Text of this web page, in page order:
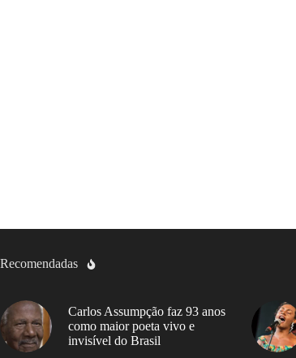
Recomendadas
Carlos Assumpção faz 93 anos
como maior poeta vivo e
invisível do Brasil